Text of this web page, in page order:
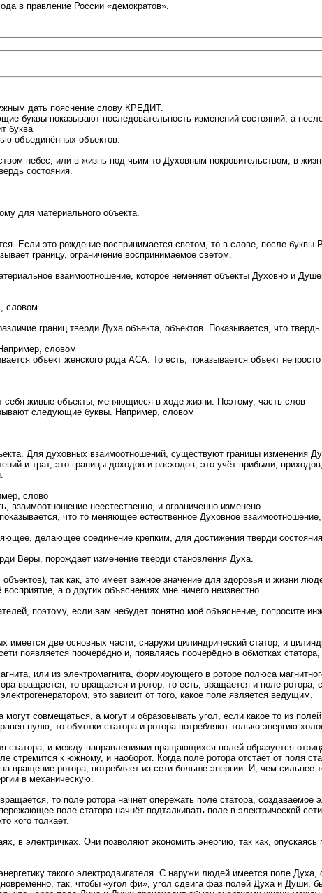
в правление России «демократов».
дать пояснение слову КРЕДИТ.
буквы показывают последовательность изменений состояний, а
буква
объединённых объектов.
небес, или в жизнь под чьим то Духовным покровительством, в
состояния.
для материального объекта.
Если это рождение воспринимается светом, то в слове, после буквы
границу, ограничение воспринимаемое светом.
взаимоотношение, которое неменяет объекты Духовно и
словом
границ тверди Духа объекта, объектов. Показывается, что
словом
объект женского рода АСА. То есть, показывается объект
себя живые объекты, меняющиеся в ходе жизни. Поэтому, часть слов
следующие буквы. Например, словом
Для духовных взаимоотношений, существуют границы изменения
и трат, это границы доходов и расходов, это учёт прибыли,
слово
взаимоотношение неестественно, и ограниченно изменено.
что то меняющее естественное Духовное
делающее соединение крепким, для достижения тверди
Веры, порождает изменение тверди становления Духа.
так как, это имеет важное значение для здоровья и жизни
а о других объяснениях мне ничего неизвестно.
поэтому, если вам небудет понятно моё объяснение, попросите
две основных части, снаружи цилиндрический статор, и
появляется поочерёдно и, появляясь поочерёдно в обмотках
или из электромагнита, формирующего в роторе полюса
вращается, то вращается и ротор, то есть, вращается и поле ротора,
это зависит от того, какое поле является ведущим.
совмещаться, а могут и образовывать угол, если какое то из
нулю, то обмотки статора и ротора потребляют только энергию
статора, и между направлениями вращающихся полей образуется
к южному, и наоборот. Когда поле ротора отстаёт от поля
вращение ротора, потребляет из сети больше энергии. И, чем
в механическую.
то поле ротора начнёт опережать поле статора, создаваемое
поле статора начнёт подталкивать поле в электрической
кого толкает.
в электричках. Они позволяют экономить энергию, так как,
такого электродвигателя. С наружи людей имеется поле
так, чтобы «угол фи», угол сдвига фаз полей Духа и Души,